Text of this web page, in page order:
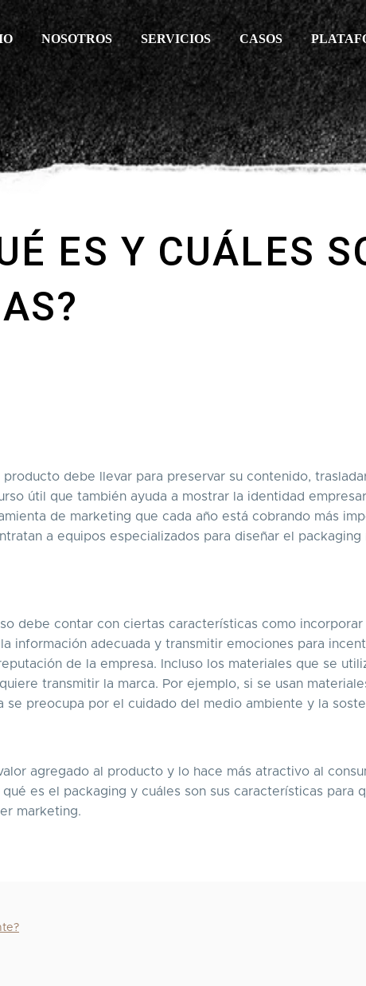
NOSOTROS SERVICIOS CASOS
ES Y CUÁLES
producto debe llevar para preservar su contenido,
útil que también ayuda a mostrar la identidad
de marketing que cada año está cobrando más
a equipos especializados para diseñar el packaging
debe contar con ciertas características como incorporar
información adecuada y transmitir emociones para
de la empresa. Incluso los materiales que se
transmitir la marca. Por ejemplo, si se usan
se preocupa por el cuidado del medio ambiente y la
agregado al producto y lo hace más atractivo al
es el packaging y cuáles son sus características para
marketing.